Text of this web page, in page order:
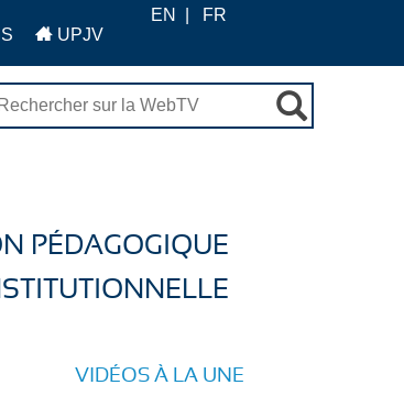
UPJV
EN FR
PÉDAGOGIQUE
VIDÉOS À LA UNE